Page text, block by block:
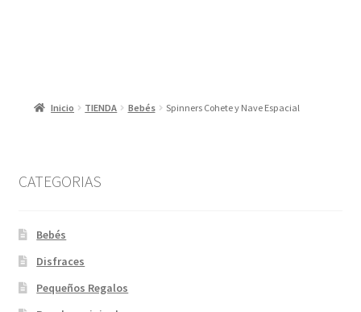
Inicio TIENDA Bebés Spinners Cohete y Nave Espacial
CATEGORIAS
Bebés
Disfraces
Pequeños Regalos